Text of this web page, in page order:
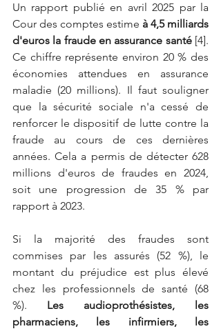
Un rapport publié en avril 2025 par la
Cour des comptes estime à 4,5 milliards
d'euros la fraude en assurance santé [4].
Ce chiffre représente environ 20 % des
économies attendues en assurance
maladie (20 millions). Il faut souligner
que la sécurité sociale n'a cessé de
renforcer le dispositif de lutte contre la
fraude au cours de ces dernières
années. Cela a permis de détecter 628
millions d'euros de fraudes en 2024,
soit une progression de 35 % par
rapport à 2023.
Si la majorité des fraudes sont
commises par les assurés (52 %), le
montant du préjudice est plus élevé
chez les professionnels de santé (68
%).
Les audioprothésistes, les
pharmaciens, les infirmiers, les